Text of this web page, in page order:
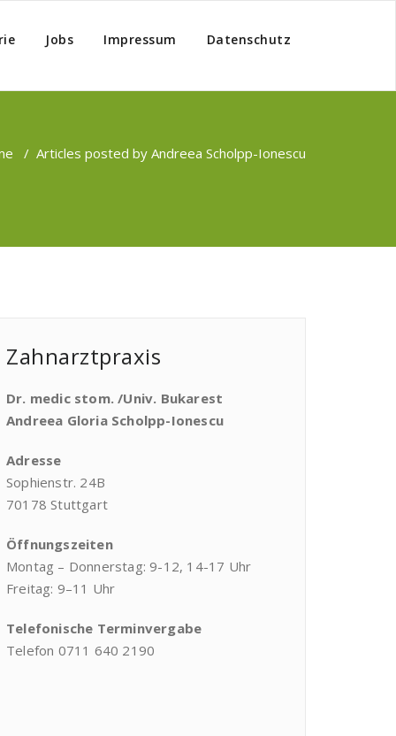
Jobs Impressum Datenschutz
/ Articles posted by Andreea Scholpp-Ionescu
Zahnarztpraxis
Dr. medic stom. /Univ. Bukarest
Andreea Gloria Scholpp-Ionescu
Adresse
Sophienstr. 24B
70178 Stuttgart
Öffnungszeiten
Montag – Donnerstag: 9-12, 14-17 Uhr
Freitag: 9–11 Uhr
Telefonische Terminvergabe
Telefon 0711 640 2190